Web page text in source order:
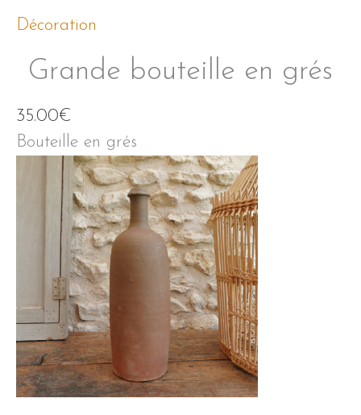
Décoration
Grande bouteille en grés
35.00€
Bouteille en grés